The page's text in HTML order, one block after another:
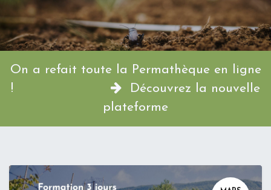
On a refait toute la Permathèque en ligne
!
Découvrez la nouvelle
plateforme